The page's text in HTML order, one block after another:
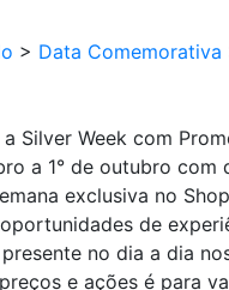
> Data Comemorativa
Silver Week com
a 1° de outubro
exclusiva no
de
no dia a dia
e ações é para